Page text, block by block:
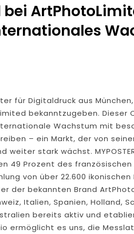
für Digitaldruck aus
bekanntzugeben. Dieser
Wachstum mit
– ein Markt, der von
weiter stark wächst.
49 Prozent des französischen
von über 22.600
der bekannten Brand
Italien, Spanien, Holland,
bereits aktiv und
ermöglicht es uns, die